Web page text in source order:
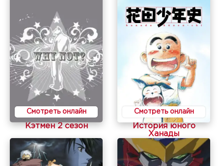
Смотреть онлайн
Кэтмен 2 сезон
Смотреть онлайн
История юного
Ханады